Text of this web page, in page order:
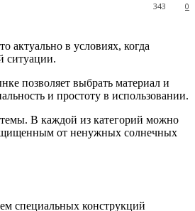
0
343
актуально в условиях, когда
ситуации.
позволяет выбрать материал и
и простоту в использовании.
В каждой из категорий можно
от ненужных солнечных
специальных конструкций